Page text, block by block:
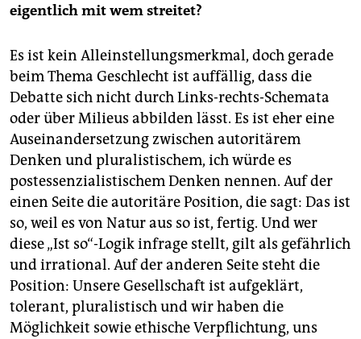
eigentlich mit wem streitet?
Es ist kein Alleinstellungsmerkmal, doch gerade
beim Thema Geschlecht ist auffällig, dass die
Debatte sich nicht durch Links-rechts-Schemata
oder über Milieus abbilden lässt. Es ist eher eine
Auseinandersetzung zwischen autoritärem
Denken und pluralistischem, ich würde es
postessenzialistischem Denken nennen. Auf der
einen Seite die autoritäre Position, die sagt: Das ist
so, weil es von Natur aus so ist, fertig. Und wer
diese „Ist so“-Logik infrage stellt, gilt als gefährlich
und irrational. Auf der anderen Seite steht die
Position: Unsere Gesellschaft ist aufgeklärt,
tolerant, pluralistisch und wir haben die
Möglichkeit sowie ethische Verpflichtung, uns